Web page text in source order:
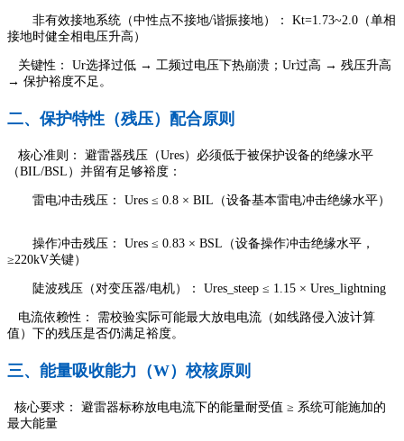
非有效接地系统（中性点不接地/谐振接地）： Kt=1.73~2.0（单相
接地时健全相电压升高）
关键性： Ur选择过低 → 工频过电压下热崩溃；Ur过高 → 残压升高
→ 保护裕度不足。
二、保护特性（残压）配合原则
核心准则： 避雷器残压（Ures）必须低于被保护设备的绝缘水平
（BIL/BSL）并留有足够裕度：
雷电冲击残压： Ures ≤ 0.8 × BIL（设备基本雷电冲击绝缘水平）
操作冲击残压： Ures ≤ 0.83 × BSL（设备操作冲击绝缘水平，
≥220kV关键）
陡波残压（对变压器/电机）： Ures_steep ≤ 1.15 × Ures_lightning
电流依赖性： 需校验实际可能最大放电电流（如线路侵入波计算
值）下的残压是否仍满足裕度。
三、能量吸收能力（W）校核原则
核心要求： 避雷器标称放电电流下的能量耐受值 ≥ 系统可能施加的
最大能量